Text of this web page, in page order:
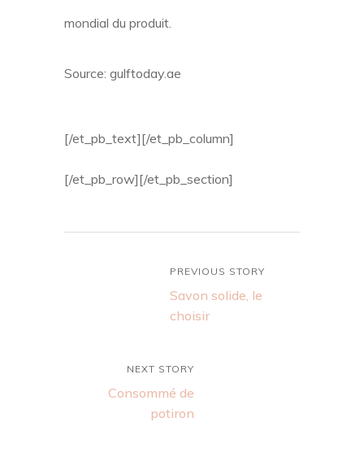
mondial du produit.
Source: gulftoday.ae
[/et_pb_text][/et_pb_column]
[/et_pb_row][/et_pb_section]
PREVIOUS STORY
Savon solide, le
choisir
NEXT STORY
Consommé de
potiron